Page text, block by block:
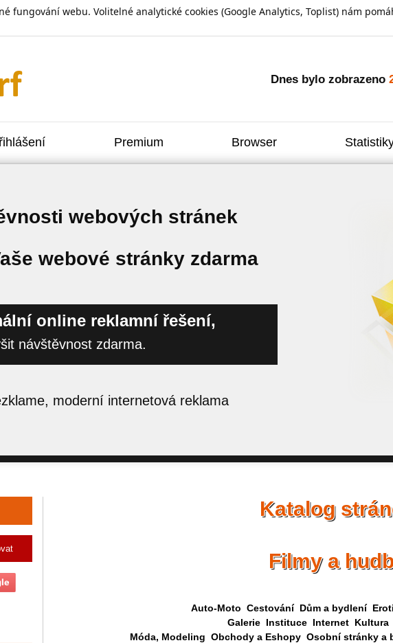
fungování webu. Volitelné analytické cookies (Google Analytics, Toplist) nám
Dnes bylo zobrazeno
Premium Browser
webových stránek
webové stránky zdarma
online reklamní řešení,
návštěvnost zdarma.
moderní internetová reklama
Katalog
Filmy a
Auto-Moto Cestování Dům a bydlení
Galerie Instituce Internet Kultura
Móda, Modeling Obchody a Eshopy Osobní stránky a